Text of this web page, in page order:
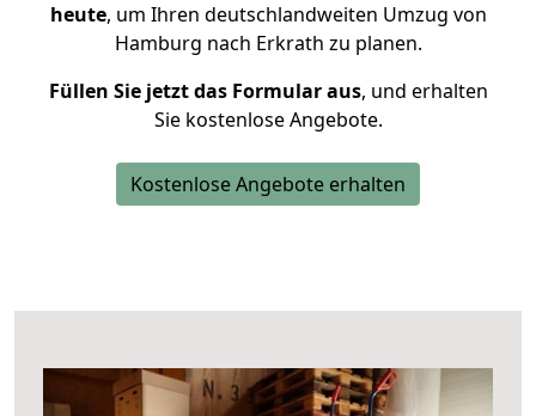
heute, um Ihren deutschlandweiten Umzug von
Hamburg nach Erkrath zu planen.
Füllen Sie jetzt das Formular aus, und erhalten
Sie kostenlose Angebote.
Kostenlose Angebote erhalten